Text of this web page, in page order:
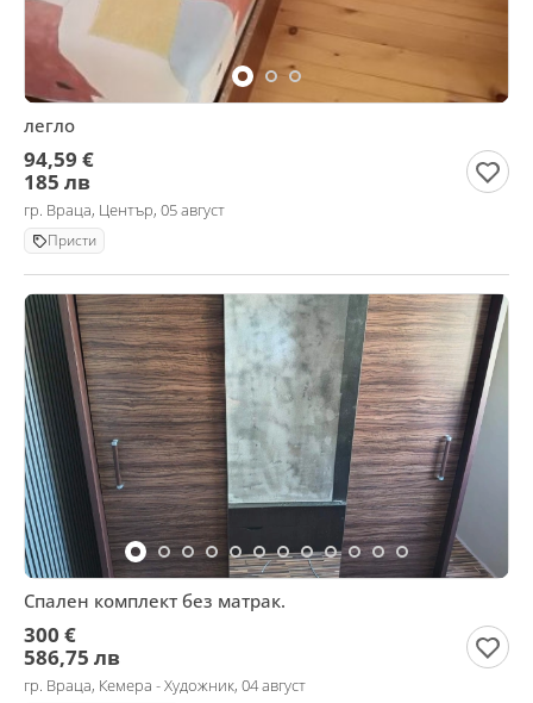
легло
94,59 €
185 лв
гр. Враца, Център, 05 август
Присти
Спален комплект без матрак.
300 €
586,75 лв
гр. Враца, Кемера - Художник, 04 август